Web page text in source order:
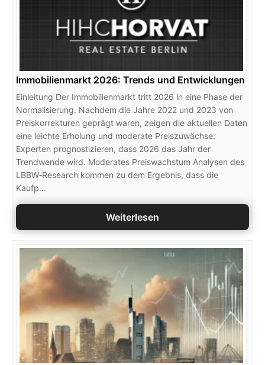
Immobilienmarkt 2026: Trends und Entwicklungen
Einleitung Der Immobilienmarkt tritt 2026 in eine Phase der
Normalisierung. Nachdem die Jahre 2022 und 2023 von
Preiskorrekturen geprägt waren, zeigen die aktuellen Daten
eine leichte Erholung und moderate Preiszuwächse.
Experten prognostizieren, dass 2026 das Jahr der
Trendwende wird. Moderates Preiswachstum Analysen des
LBBW‑Research kommen zu dem Ergebnis, dass die
Kaufp...
Weiterlesen